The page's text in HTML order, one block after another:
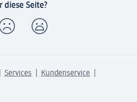
diese Seite?
Services
Kundenservice